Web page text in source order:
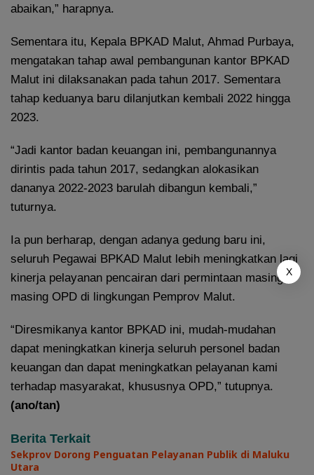
abaikan,” harapnya.
Sementara itu, Kepala BPKAD Malut, Ahmad Purbaya,
mengatakan tahap awal pembangunan kantor BPKAD
Malut ini dilaksanakan pada tahun 2017. Sementara
tahap keduanya baru dilanjutkan kembali 2022 hingga
2023.
“Jadi kantor badan keuangan ini, pembangunannya
dirintis pada tahun 2017, sedangkan alokasikan
dananya 2022-2023 barulah dibangun kembali,”
tuturnya.
Ia pun berharap, dengan adanya gedung baru ini,
seluruh Pegawai BPKAD Malut lebih meningkatkan lagi
kinerja pelayanan pencairan dari permintaan masing-
masing OPD di lingkungan Pemprov Malut.
“Diresmikanya kantor BPKAD ini, mudah-mudahan
dapat meningkatkan kinerja seluruh personel badan
keuangan dan dapat meningkatkan pelayanan kami
terhadap masyarakat, khususnya OPD,” tutupnya.
(ano/tan)
Berita Terkait
Sekprov Dorong Penguatan Pelayanan Publik di Maluku
Utara
X